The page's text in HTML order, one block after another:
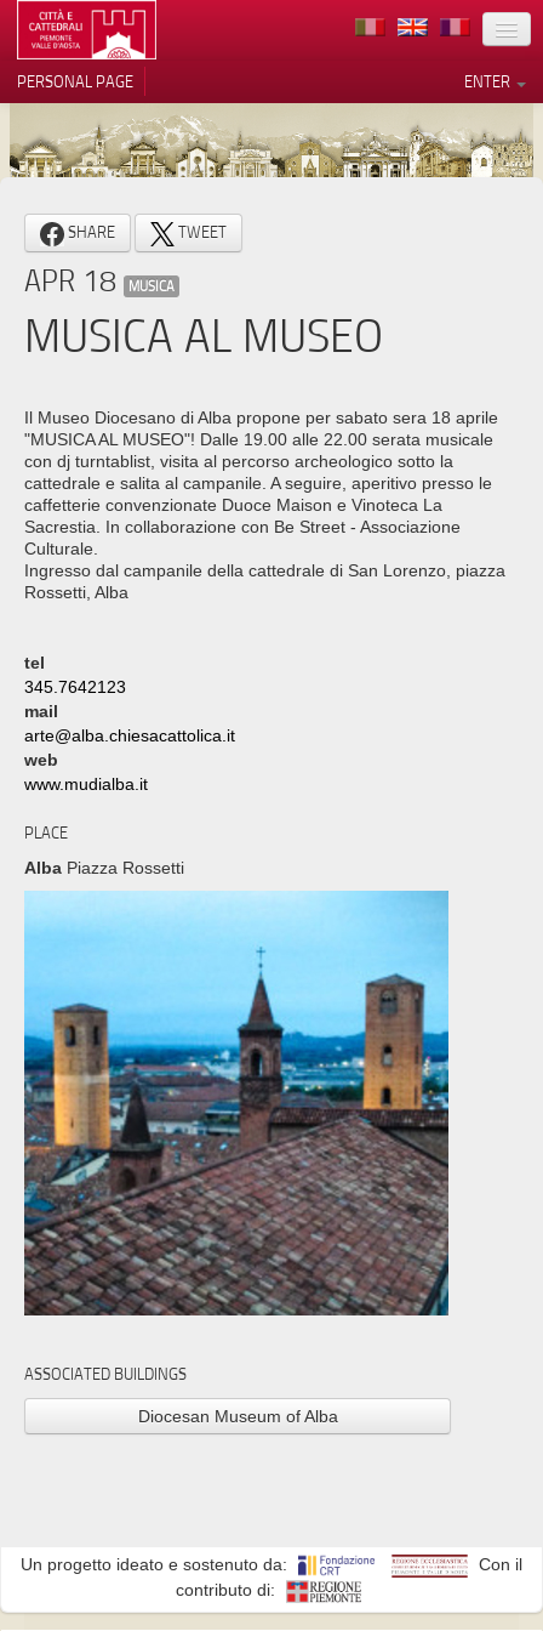
LOCATION
ARCHITECTURE
MUSEUMS
ITINERARIES
EVENTS
VOLUNTEERS
CONTACTS
PRESS
ENTER
PERSONAL PAGE
SHARE TWEET
APR 18 MUSICA
MUSICA AL MUSEO
Il Museo Diocesano di Alba propone per sabato sera 18 aprile
"MUSICA AL MUSEO"! Dalle 19.00 alle 22.00 serata musicale
con dj turntablist, visita al percorso archeologico sotto la
cattedrale e salita al campanile. A seguire, aperitivo presso le
caffetterie convenzionate Duoce Maison e Vinoteca La
Sacrestia. In collaborazione con Be Street - Associazione
Culturale.
Ingresso dal campanile della cattedrale di San Lorenzo, piazza
Rossetti, Alba
tel
345.7642123
mail
arte@alba.chiesacattolica.it
web
www.mudialba.it
PLACE
Alba Piazza Rossetti
ASSOCIATED BUILDINGS
Diocesan Museum of Alba
Un progetto ideato e sostenuto da:
Con il
contributo di:
Notice at collection
Your Privacy Choices